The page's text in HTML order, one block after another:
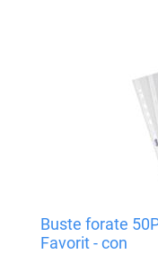
Buste forate
Favorit - con